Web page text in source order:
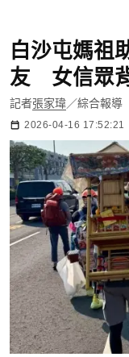
白沙屯媽祖
友 女信眾
記者張家瑋／綜合報導
2026-04-16 17:52:21